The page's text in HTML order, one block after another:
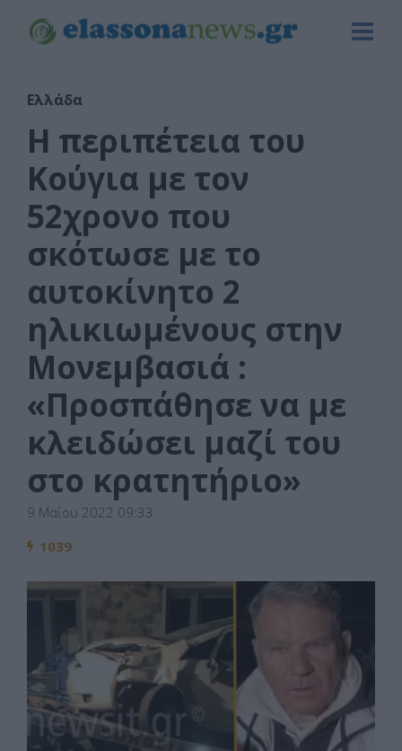
Ελλάδα
Η περιπέτεια του
Κούγια με τον
52χρονο που
σκότωσε με το
αυτοκίνητο 2
ηλικιωμένους στην
Μονεμβασιά :
«Προσπάθησε να με
κλειδώσει μαζί του
στο κρατητήριο»
9 Μαΐου 2022 09:33
1039